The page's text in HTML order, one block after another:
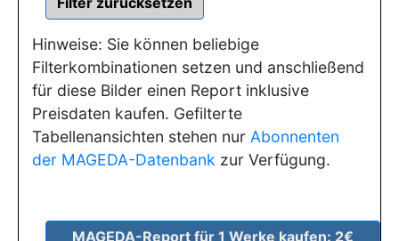
Hinweise: Sie können beliebige
Filterkombinationen setzen und anschließend
für diese Bilder einen Report inklusive
Preisdaten kaufen. Gefilterte
Tabellenansichten stehen nur Abonnenten
der MAGEDA-Datenbank zur Verfügung.